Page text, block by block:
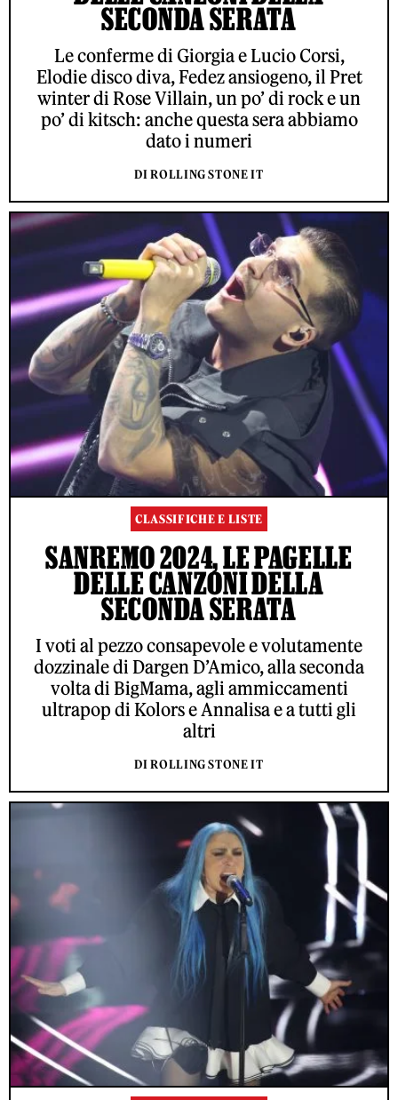
SECONDA SERATA
Le conferme di Giorgia e Lucio Corsi,
Elodie disco diva, Fedez ansiogeno, il Pret
winter di Rose Villain, un po’ di rock e un
po’ di kitsch: anche questa sera abbiamo
dato i numeri
DI ROLLING STONE IT
CLASSIFICHE E LISTE
SANREMO 2024, LE PAGELLE
DELLE CANZONI DELLA
SECONDA SERATA
I voti al pezzo consapevole e volutamente
dozzinale di Dargen D’Amico, alla seconda
volta di BigMama, agli ammiccamenti
ultrapop di Kolors e Annalisa e a tutti gli
altri
DI ROLLING STONE IT